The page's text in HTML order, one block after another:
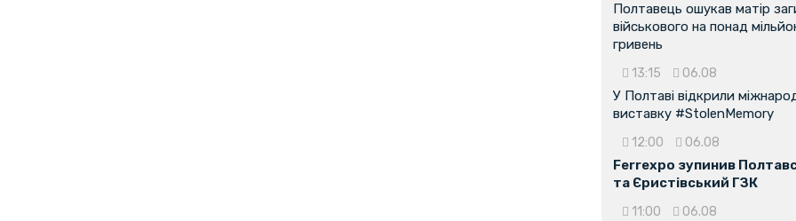
Полтавець ошукав матір
військового на понад
гривень
13:15 06.08
У Полтаві відкрили
виставку #StolenMemory
12:00 06.08
Ferrexpo зупинив
та Єристівський ГЗК
11:00 06.08